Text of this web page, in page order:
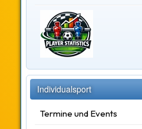
Individualsport
Termine und Events